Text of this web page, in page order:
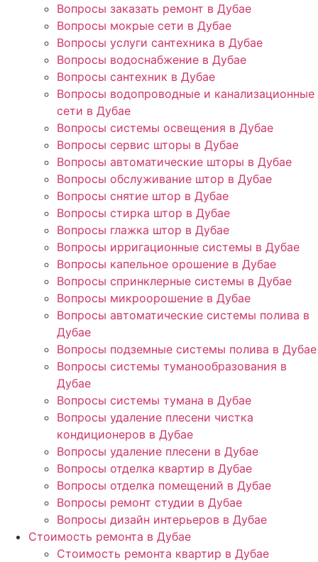
Вопросы заказать ремонт в Дубае
Вопросы мокрые сети в Дубае
Вопросы услуги сантехника в Дубае
Вопросы водоснабжение в Дубае
Вопросы сантехник в Дубае
Вопросы водопроводные и канализационные
сети в Дубае
Вопросы системы освещения в Дубае
Вопросы сервис шторы в Дубае
Вопросы автоматические шторы в Дубае
Вопросы обслуживание штор в Дубае
Вопросы снятие штор в Дубае
Вопросы стирка штор в Дубае
Вопросы глажка штор в Дубае
Вопросы ирригационные системы в Дубае
Вопросы капельное орошение в Дубае
Вопросы спринклерные системы в Дубае
Вопросы микроорошение в Дубае
Вопросы автоматические системы полива в
Дубае
Вопросы подземные системы полива в Дубае
Вопросы системы туманообразования в
Дубае
Вопросы системы тумана в Дубае
Вопросы удаление плесени чистка
кондиционеров в Дубае
Вопросы удаление плесени в Дубае
Вопросы отделка квартир в Дубае
Вопросы отделка помещений в Дубае
Вопросы ремонт студии в Дубае
Вопросы дизайн интерьеров в Дубае
Стоимость ремонта в Дубае
Стоимость ремонта квартир в Дубае